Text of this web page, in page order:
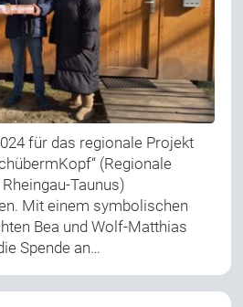
für das regionale Projekt
(Regionale
Taunus)
Mit einem symbolischen
Bea und Wolf-Matthias
Spende an…